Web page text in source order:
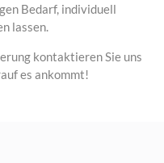
Bedarf, individuell
lassen.
kontaktieren Sie uns
es ankommt!